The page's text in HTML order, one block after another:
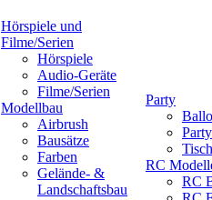
Hörspiele und
Filme/Serien
Hörspiele
Audio-Geräte
Filme/Serien
Modellbau
Airbrush
Bausätze
Farben
Gelände- &
Landschaftsbau
Party
RC
RC